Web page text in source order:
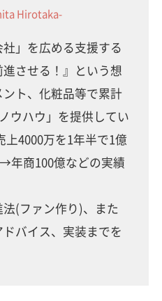
Hirotaka-
社」を広める支援する
させる！』という想
ト、化粧品等で累計
ウハウ」を提供してい
上4000万を1年半で1億
年商100億などの実績
(ファン作り)、また
バイス、実装までを